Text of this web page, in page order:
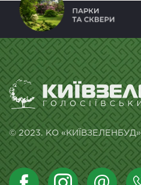
© 2023. КО «КИЇВЗЕЛЕНБУД»